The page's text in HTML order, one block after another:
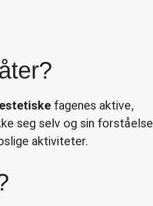
estetiske fagenes aktive,
seg selv og sin forståelse
aktiviteter.